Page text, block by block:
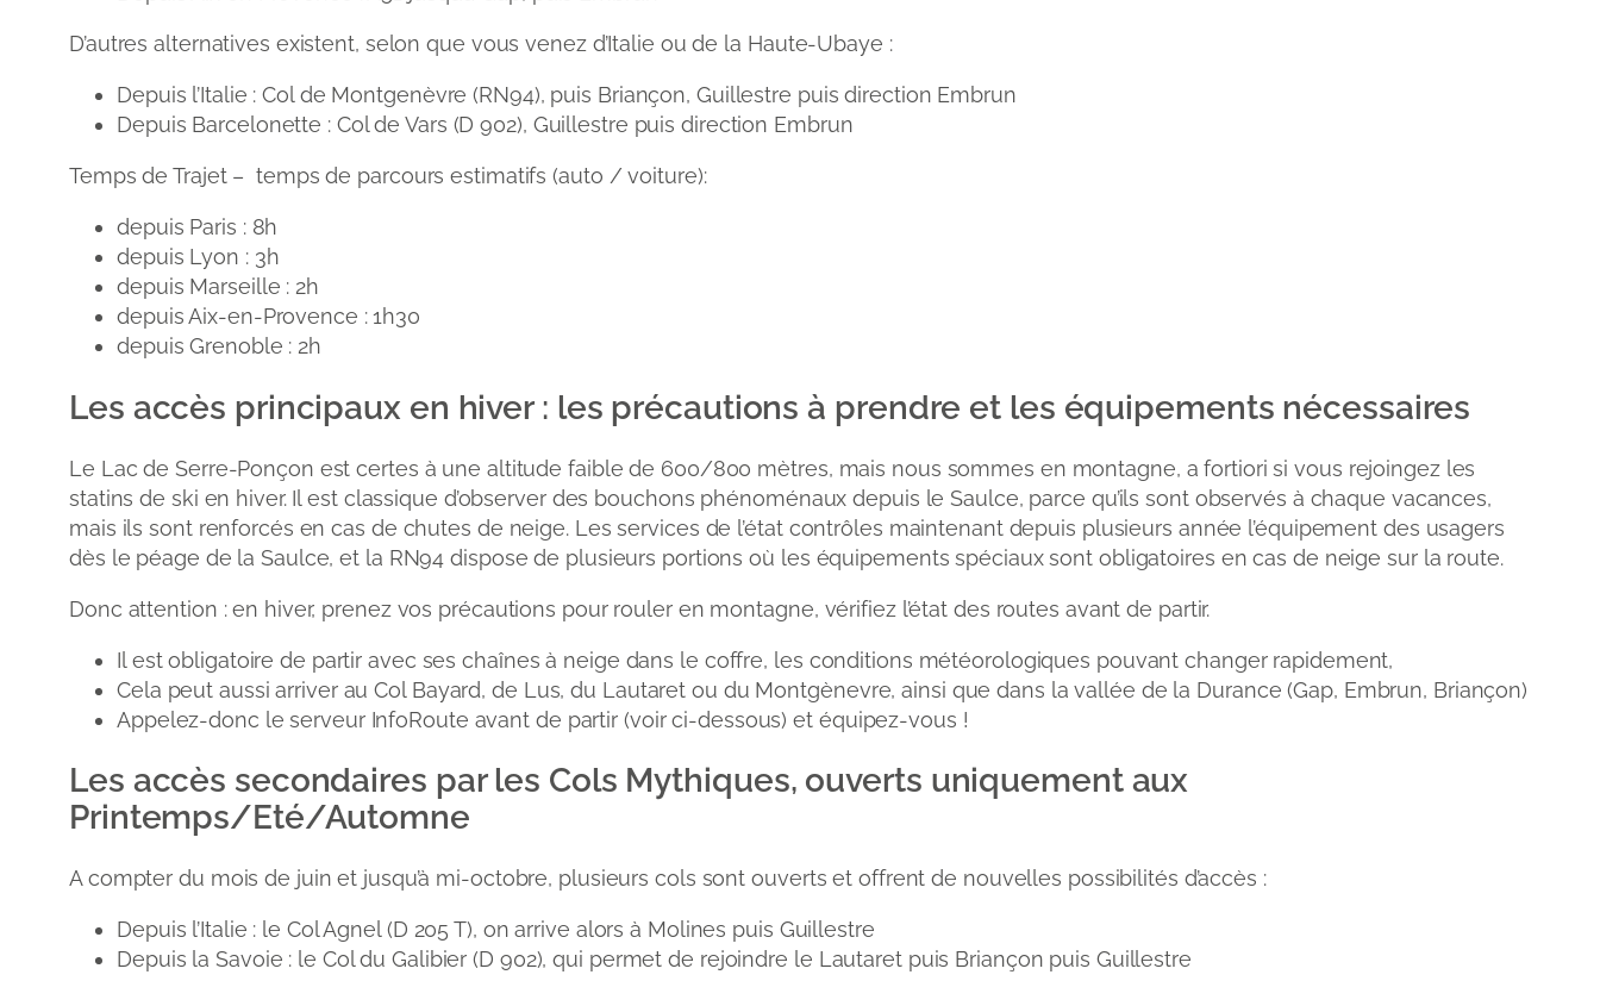
D’autres alternatives existent, selon que vous venez d’Italie ou de la Haute-Ubaye :
Depuis l’Italie : Col de Montgenèvre (RN94), puis Briançon, Guillestre puis direction Embrun
Depuis Barcelonette : Col de Vars (D 902), Guillestre puis direction Embrun
Temps de Trajet – temps de parcours estimatifs (auto / voiture):
depuis Paris : 8h
depuis Lyon : 3h
depuis Marseille : 2h
depuis Aix-en-Provence : 1h30
depuis Grenoble : 2h
Les accès principaux en hiver : les précautions à prendre et les équipements nécessaires
Le Lac de Serre-Ponçon est certes à une altitude faible de 600/800 mètres, mais nous sommes en montagne, a fortiori si vous rejoingez les
statins de ski en hiver. Il est classique d’observer des bouchons phénoménaux depuis le Saulce, parce qu’ils sont observés à chaque vacances,
mais ils sont renforcés en cas de chutes de neige. Les services de l’état contrôles maintenant depuis plusieurs année l’équipement des usagers
dès le péage de la Saulce, et la RN94 dispose de plusieurs portions où les équipements spéciaux sont obligatoires en cas de neige sur la route.
Donc attention : en hiver, prenez vos précautions pour rouler en montagne, vérifiez l’état des routes avant de partir.
Il est obligatoire de partir avec ses chaînes à neige dans le coffre, les conditions météorologiques pouvant changer rapidement,
Cela peut aussi arriver au Col Bayard, de Lus, du Lautaret ou du Montgènevre, ainsi que dans la vallée de la Durance (Gap, Embrun, Briançon)
Appelez-donc le serveur InfoRoute avant de partir (voir ci-dessous) et équipez-vous !
Les accès secondaires par les Cols Mythiques, ouverts uniquement aux
Printemps/Eté/Automne
A compter du mois de juin et jusqu’à mi-octobre, plusieurs cols sont ouverts et offrent de nouvelles possibilités d’accès :
Depuis l’Italie : le Col Agnel (D 205 T), on arrive alors à Molines puis Guillestre
Depuis la Savoie : le Col du Galibier (D 902), qui permet de rejoindre le Lautaret puis Briançon puis Guillestre